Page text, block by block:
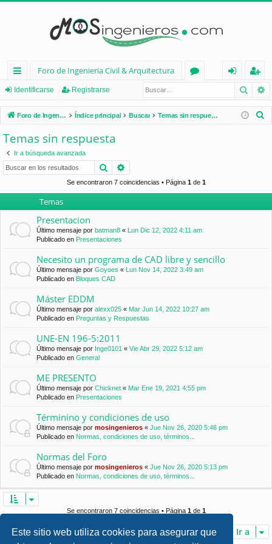
Este sitio web utiliza cookies para asegurar que
nl
ac
es
rá
pi
Foro de Ingenieria Civil & Arquitectura
os
nt
ifi
eg
ist
ra
Identificarse Registrarse
Foro de Ingenieria Civil & Arquitectura Índice principal Buscar Temas sin respuesta
Temas sin respuesta
Ir a búsqueda avanzada
Buscar
Se encontraron 7 coincidencias • Página 1de 1
Temas
Presentacion
Último mensaje por batman8 «
Lun Dic 12, 2022 4:11 am
Publicado en Presentaciones
Necesito un programa de CAD libre y sencillo
Último mensaje por Goyoes «
Lun Nov 14, 2022 3:49 am
Publicado en Bloques CAD
Máster EDDM
Último mensaje por alexx025 « Mar Jun 14, 2022 10:27 am
Publicado en Preguntas y Respuestas
UNE-EN 196-5:2011
Último mensaje por Inge0101 « Vie Abr 29, 2022 5:12 am
Publicado en General
ME PRESENTO
Último mensaje por Chicknet « Mar Ene 19, 2021 4:55 pm
Publicado en Presentaciones
Términino y condiciones de uso
Último mensaje por mosingenieros « Jue Nov 26, 2020 5:46 pm
Publicado en Normas, condiciones de uso, términos...
Normas del Foro
Último mensaje por mosingenieros « Jue Nov 26, 2020 5:13 pm
Publicado en Normas, condiciones de uso, términos...
Se encontraron 7 coincidencias • Página 1de 1
Ir a